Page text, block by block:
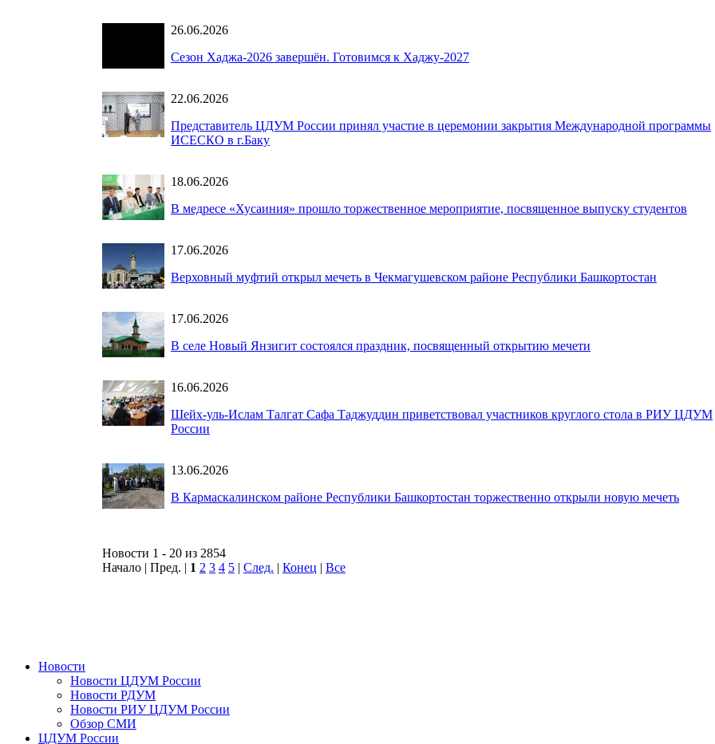
26.06.2026
Сезон Хаджа-2026 завершён. Готовимся к Хаджу-2027
22.06.2026
Представитель ЦДУМ России принял участие в церемонии закрытия Международной программы
ИСЕСКО в г.Баку
18.06.2026
В медресе «Хусаиния» прошло торжественное мероприятие, посвященное выпуску студентов
17.06.2026
Верховный муфтий открыл мечеть в Чекмагушевском районе Республики Башкортостан
17.06.2026
В селе Новый Янзигит состоялся праздник, посвященный открытию мечети
16.06.2026
Шейх-уль-Ислам Талгат Сафа Таджуддин приветствовал участников круглого стола в РИУ ЦДУМ
России
13.06.2026
В Кармаскалинском районе Республики Башкортостан торжественно открыли новую мечеть
Новости 1 - 20 из 2854
Начало | Пред. | 1 2 3 4 5 | След. | Конец | Все
Новости
Новости ЦДУМ России
Новости РДУМ
Новости РИУ ЦДУМ России
Обзор СМИ
ЦДУМ России